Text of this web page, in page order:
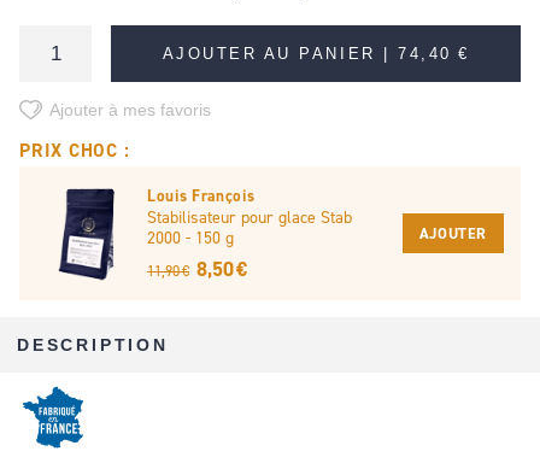
AJOUTER AU PANIER |74,40 €
Ajouter à mes favoris
PRIX CHOC :
Louis François
Stabilisateur pour glace Stab
2000 - 150 g
11,90 € 8,50 €
AJOUTER
DESCRIPTION